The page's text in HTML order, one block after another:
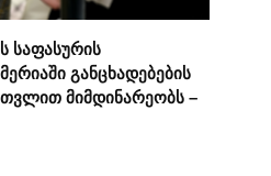
საფასურის
განცხადებების
მიმდინარეობს –